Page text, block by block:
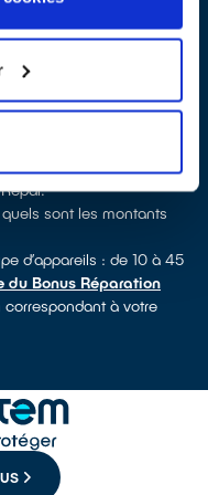
ce professionnel a
petit électroménager,
à Saint-Yorre ?
réparateur, le Bonus
professionnels de la
sont les montants
d’appareils : de 10 à 45
du Bonus Réparation
à votre